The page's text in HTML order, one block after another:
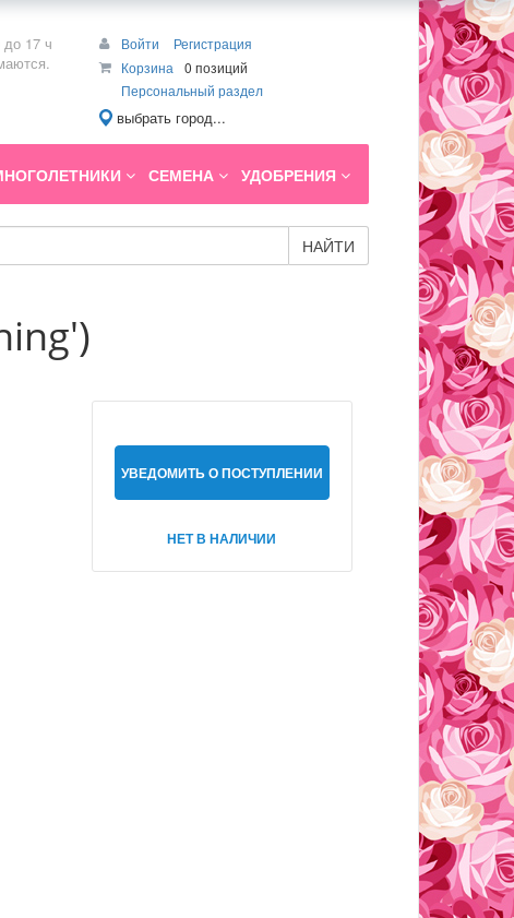
17 ч
Войти
Регистрация
Корзина
0 позиций
Персональный раздел
выбрать город...
СЕМЕНА УДОБРЕНИЯ
НАЙТИ
УВЕДОМИТЬ О ПОСТУПЛЕНИИ
НЕТ В НАЛИЧИИ